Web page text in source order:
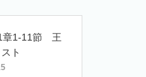
章1-11節 王
ト